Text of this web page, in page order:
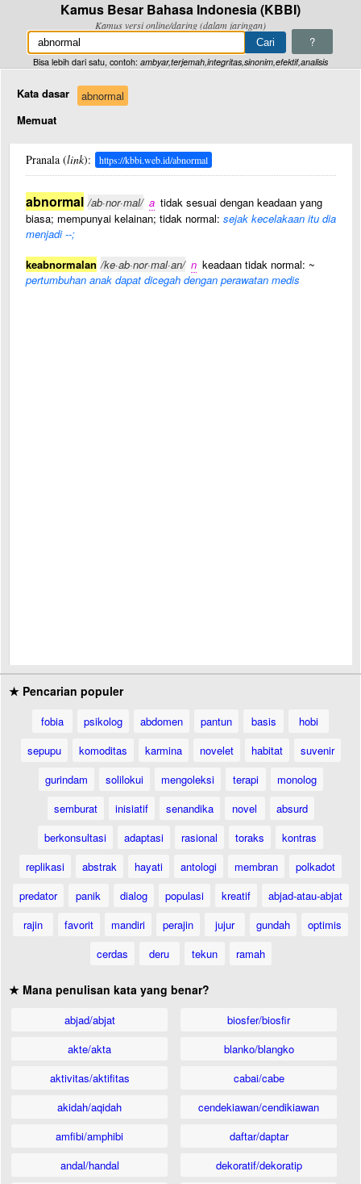
Kamus Besar Bahasa Indonesia (KBBI)
Kamus versi online/daring (dalam jaringan)
?
Bisa lebih dari satu, contoh: ambyar,terjemah,integritas,sinonim,efektif,analisis
Kata dasar
abnormal
Memuat
Pranala (link): https://kbbi.web.id/abnormal
abnormal /ab·nor·mal/ a tidak sesuai dengan keadaan yang
biasa; mempunyai kelainan; tidak normal: sejak kecelakaan itu dia
menjadi --;
keabnormalan /ke·ab·nor·mal·an/ n keadaan tidak normal: ~
pertumbuhan anak dapat dicegah dengan perawatan medis
★ Pencarian populer
fobia psikolog abdomen pantun basis
hobi
sepupu
komoditas karmina novelet habitat
suvenir
gurindam
solilokui mengoleksi terapi
monolog
semburat
inisiatif senandika novel
absurd
berkonsultasi
adaptasi rasional toraks
kontras
replikasi
abstrak hayati antologi membran
polkadot
predator
panik dialog populasi kreatif
abjad-atau-abjat
rajin
favorit mandiri perajin jujur gundah
optimis
cerdas
deru tekun ramah
★ Mana penulisan kata yang benar?
abjad/abjat
akte/akta
aktivitas/aktifitas
akidah/aqidah
amfibi/amphibi
andal/handal
biosfer/biosfir
blanko/blangko
cabai/cabe
cendekiawan/cendikiawan
daftar/daptar
dekoratif/dekoratip